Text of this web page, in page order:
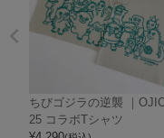
ちびゴジラの逆襲 ｜
25 コラボTシャツ